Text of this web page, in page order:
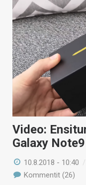
Video:
Galaxy Note9
10.8.2018 - 10:40
Kommentit (26)